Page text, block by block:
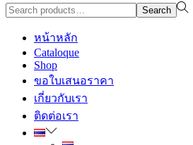
Search
for:>
Search
หน้าหลัก
Cataloque
Shop
ขอใบเสนอราคา
เกี่ยวกับเรา
ติดต่อเรา